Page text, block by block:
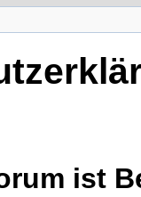
ist